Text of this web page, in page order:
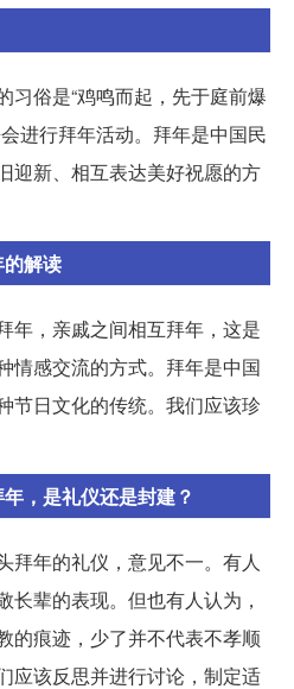
习俗是“鸡鸣而起，先于庭前爆
进行拜年活动。拜年是中国民
迎新、相互表达美好祝愿的方
解读
年，亲戚之间相互拜年，这是
情感交流的方式。拜年是中国
节日文化的传统。我们应该珍
，是礼仪还是封建？
拜年的礼仪，意见不一。有人
长辈的表现。但也有人认为，
的痕迹，少了并不代表不孝顺
应该反思并进行讨论，制定适